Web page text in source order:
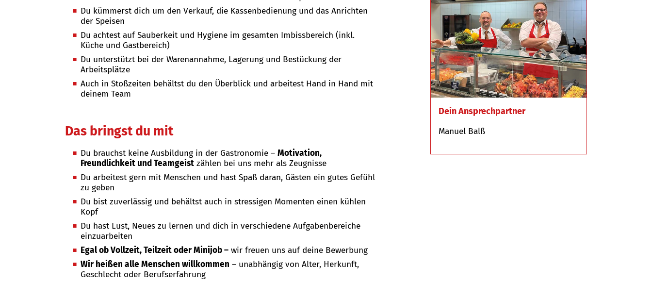
Du kümmerst dich um den Verkauf, die Kassenbedienung und das Anrichten
der Speisen
Du achtest auf Sauberkeit und Hygiene im gesamten Imbissbereich (inkl.
Küche und Gastbereich)
Du unterstützt bei der Warenannahme, Lagerung und Bestückung der
Arbeitsplätze
Auch in Stoßzeiten behältst du den Überblick und arbeitest Hand in Hand mit
deinem Team
Das bringst du mit
Du brauchst keine Ausbildung in der Gastronomie –Motivation,
Freundlichkeit und Teamgeist zählen bei uns mehr als Zeugnisse
Du arbeitest gern mit Menschen und hast Spaß daran, Gästen ein gutes Gefühl
zu geben
Du bist zuverlässig und behältst auch in stressigen Momenten einen kühlen
Kopf
Du hast Lust, Neues zu lernen und dich in verschiedene Aufgabenbereiche
einzuarbeiten
Egal ob Vollzeit, Teilzeit oder Minijob – wir freuen uns auf deine Bewerbung
Wir heißen alle Menschen willkommen – unabhängig von Alter, Herkunft,
Geschlecht oder Berufserfahrung
Dein Ansprechpartner
Manuel Balß